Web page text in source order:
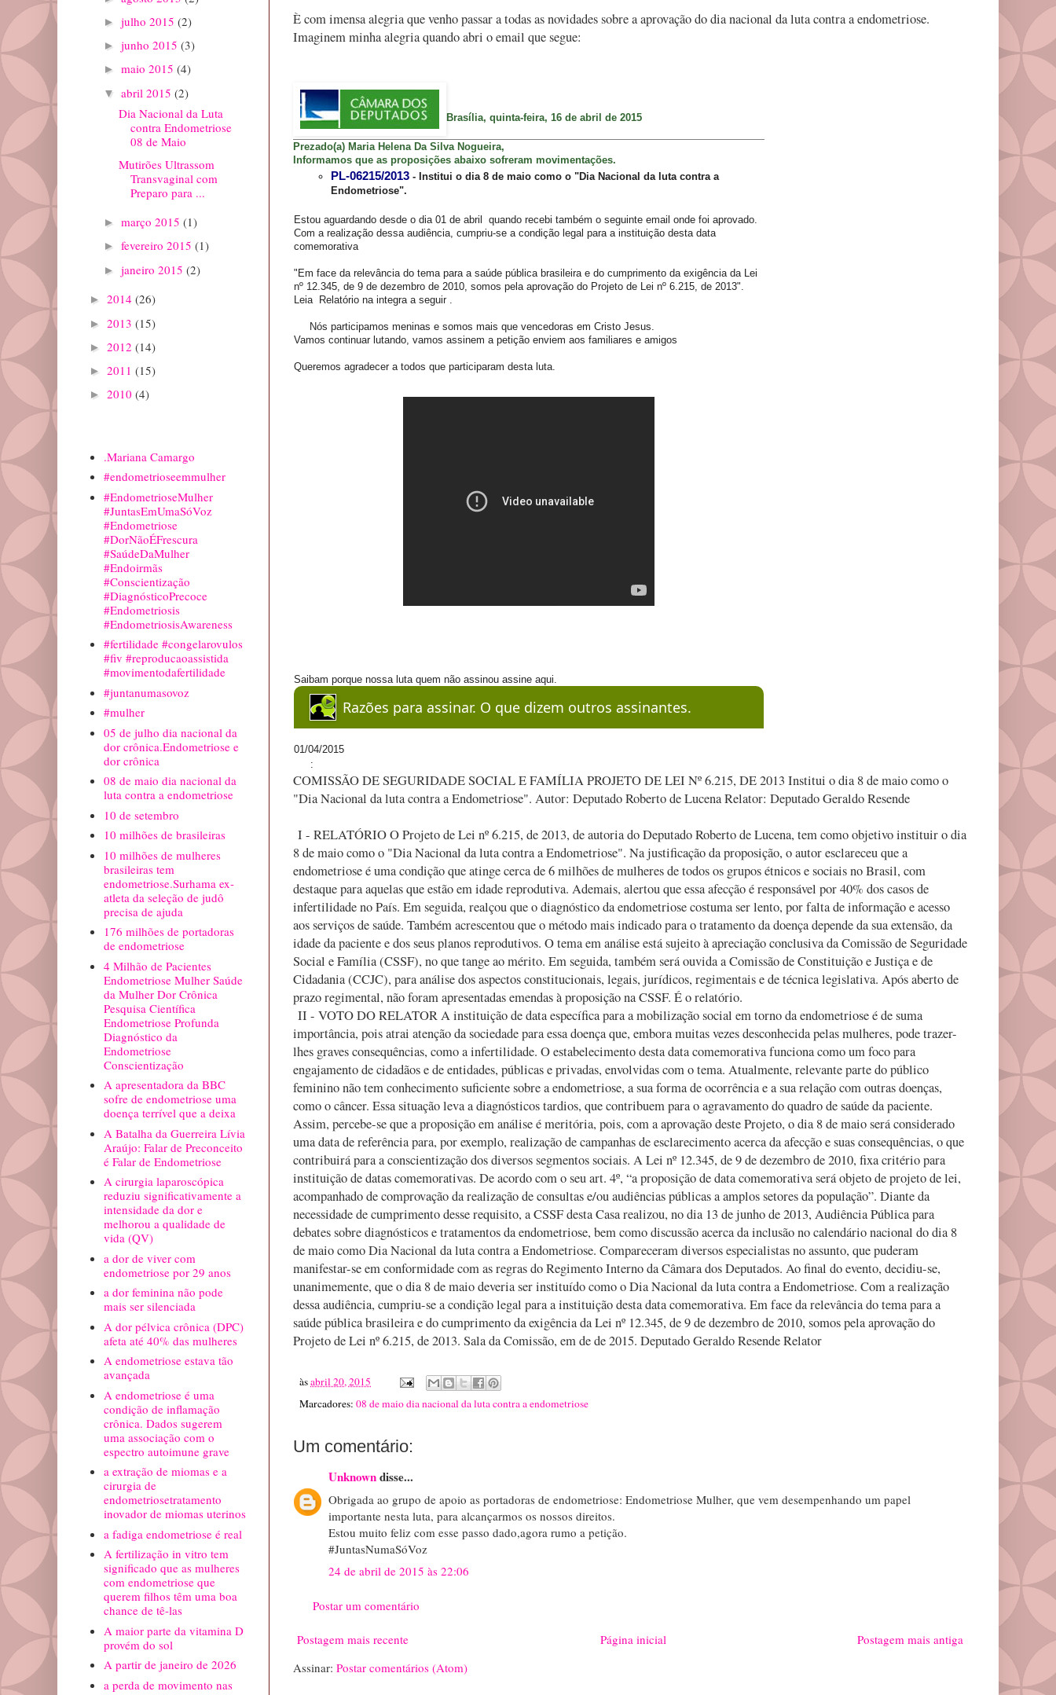
È com imensa alegria que venho passar a todas as novidades sobre a aprovação do dia nacional da luta contra a endometriose.
Imaginem minha alegria quando abri o email que segue:
Brasília, quinta-feira, 16 de abril de 2015
Prezado(a) Maria Helena Da Silva Nogueira,
Informamos que as proposições abaixo sofreram movimentações.
PL-06215/2013 - Institui o dia 8 de maio como o "Dia Nacional da luta contra a
Endometriose".
Estou aguardando desde o dia 01 de abril quando recebi também o seguinte email onde foi aprovado.
Com a realização dessa audiência, cumpriu-se a condição legal para a instituição desta data
comemorativa
"Em face da relevância do tema para a saúde pública brasileira e do cumprimento da exigência da Lei
nº 12.345, de 9 de dezembro de 2010, somos pela aprovação do Projeto de Lei nº 6.215, de 2013".
Leia Relatório na integra a seguir .
Nós participamos meninas e somos mais que vencedoras em Cristo Jesus.
Vamos continuar lutando, vamos assinem a petição enviem aos familiares e amigos
Queremos agradecer a todos que participaram desta luta.
Saibam porque nossa luta quem não assinou assine aqui.
Razões para assinar. O que dizem outros assinantes.
01/04/2015
:
COMISSÃO DE SEGURIDADE SOCIAL E FAMÍLIA PROJETO DE LEI Nº 6.215, DE 2013 Institui o dia 8 de maio como o
"Dia Nacional da luta contra a Endometriose". Autor: Deputado Roberto de Lucena Relator: Deputado Geraldo Resende
I - RELATÓRIO O Projeto de Lei nº 6.215, de 2013, de autoria do Deputado Roberto de Lucena, tem como objetivo instituir o dia
8 de maio como o "Dia Nacional da luta contra a Endometriose". Na justificação da proposição, o autor esclareceu que a
endometriose é uma condição que atinge cerca de 6 milhões de mulheres de todos os grupos étnicos e sociais no Brasil, com
destaque para aquelas que estão em idade reprodutiva. Ademais, alertou que essa afecção é responsável por 40% dos casos de
infertilidade no País. Em seguida, realçou que o diagnóstico da endometriose costuma ser lento, por falta de informação e acesso
aos serviços de saúde. Também acrescentou que o método mais indicado para o tratamento da doença depende da sua extensão, da
idade da paciente e dos seus planos reprodutivos. O tema em análise está sujeito à apreciação conclusiva da Comissão de Seguridade
Social e Família (CSSF), no que tange ao mérito. Em seguida, também será ouvida a Comissão de Constituição e Justiça e de
Cidadania (CCJC), para análise dos aspectos constitucionais, legais, jurídicos, regimentais e de técnica legislativa. Após aberto de
prazo regimental, não foram apresentadas emendas à proposição na CSSF. É o relatório.
II - VOTO DO RELATOR A instituição de data específica para a mobilização social em torno da endometriose é de suma
importância, pois atrai atenção da sociedade para essa doença que, embora muitas vezes desconhecida pelas mulheres, pode trazer-
lhes graves consequências, como a infertilidade. O estabelecimento desta data comemorativa funciona como um foco para
engajamento de cidadãos e de entidades, públicas e privadas, envolvidas com o tema. Atualmente, relevante parte do público
feminino não tem conhecimento suficiente sobre a endometriose, a sua forma de ocorrência e a sua relação com outras doenças,
como o câncer. Essa situação leva a diagnósticos tardios, que contribuem para o agravamento do quadro de saúde da paciente.
Assim, percebe-se que a proposição em análise é meritória, pois, com a aprovação deste Projeto, o dia 8 de maio será considerado
uma data de referência para, por exemplo, realização de campanhas de esclarecimento acerca da afecção e suas consequências, o que
contribuirá para a conscientização dos diversos segmentos sociais. A Lei nº 12.345, de 9 de dezembro de 2010, fixa critério para
instituição de datas comemorativas. De acordo com o seu art. 4º, “a proposição de data comemorativa será objeto de projeto de lei,
acompanhado de comprovação da realização de consultas e/ou audiências públicas a amplos setores da população”. Diante da
necessidade de cumprimento desse requisito, a CSSF desta Casa realizou, no dia 13 de junho de 2013, Audiência Pública para
debates sobre diagnósticos e tratamentos da endometriose, bem como discussão acerca da inclusão no calendário nacional do dia 8
de maio como Dia Nacional da luta contra a Endometriose. Compareceram diversos especialistas no assunto, que puderam
manifestar-se em conformidade com as regras do Regimento Interno da Câmara dos Deputados. Ao final do evento, decidiu-se,
unanimemente, que o dia 8 de maio deveria ser instituído como o Dia Nacional da luta contra a Endometriose. Com a realização
dessa audiência, cumpriu-se a condição legal para a instituição desta data comemorativa. Em face da relevância do tema para a
saúde pública brasileira e do cumprimento da exigência da Lei nº 12.345, de 9 de dezembro de 2010, somos pela aprovação do
Projeto de Lei nº 6.215, de 2013. Sala da Comissão, em de de 2015. Deputado Geraldo Resende Relator
àsabril 20, 2015
Marcadores: 08 de maio dia nacional da luta contra a endometriose
Um comentário:
Unknowndisse...
Obrigada ao grupo de apoio as portadoras de endometriose: Endometriose Mulher, que vem desempenhando um papel
importante nesta luta, para alcançarmos os nossos direitos.
Estou muito feliz com esse passo dado,agora rumo a petição.
#JuntasNumaSóVoz
24 de abril de 2015 às 22:06
Postar um comentário
Postagem mais recente Postagem mais antiga
Página inicial
Assinar: Postar comentários (Atom)
► julho 2015 (2)
► junho 2015 (3)
► maio 2015 (4)
▼ abril 2015 (2)
Dia Nacional da Luta
contra Endometriose
08 de Maio
Mutirões Ultrassom
Transvaginal com
Preparo para ...
► março 2015 (1)
► fevereiro 2015 (1)
► janeiro 2015 (2)
► 2014 (26)
► 2013 (15)
► 2012 (14)
► 2011 (15)
► 2010 (4)
.Mariana Camargo
#endometrioseemmulher
#EndometrioseMulher
#JuntasEmUmaSóVoz
#Endometriose
#DorNãoÉFrescura
#SaúdeDaMulher
#Endoirmãs
#Conscientização
#DiagnósticoPrecoce
#Endometriosis
#EndometriosisAwareness
#fertilidade #congelarovulos
#fiv #reproducaoassistida
#movimentodafertilidade
#juntanumasovoz
#mulher
05 de julho dia nacional da
dor crônica.Endometriose e
dor crônica
08 de maio dia nacional da
luta contra a endometriose
10 de setembro
10 milhões de brasileiras
10 milhões de mulheres
brasileiras tem
endometriose.Surhama ex-
atleta da seleção de judô
precisa de ajuda
176 milhões de portadoras
de endometriose
4 Milhão de Pacientes
Endometriose Mulher Saúde
da Mulher Dor Crônica
Pesquisa Científica
Endometriose Profunda
Diagnóstico da
Endometriose
Conscientização
A apresentadora da BBC
sofre de endometriose uma
doença terrível que a deixa
A Batalha da Guerreira Lívia
Araújo: Falar de Preconceito
é Falar de Endometriose
A cirurgia laparoscópica
reduziu significativamente a
intensidade da dor e
melhorou a qualidade de
vida (QV)
a dor de viver com
endometriose por 29 anos
a dor feminina não pode
mais ser silenciada
A dor pélvica crônica (DPC)
afeta até 40% das mulheres
A endometriose estava tão
avançada
A endometriose é uma
condição de inflamação
crônica. Dados sugerem
uma associação com o
espectro autoimune grave
a extração de miomas e a
cirurgia de
endometriosetratamento
inovador de miomas uterinos
a fadiga endometriose é real
A fertilização in vitro tem
significado que as mulheres
com endometriose que
querem filhos têm uma boa
chance de tê-las
A maior parte da vitamina D
provém do sol
A partir de janeiro de 2026
a perda de movimento nas